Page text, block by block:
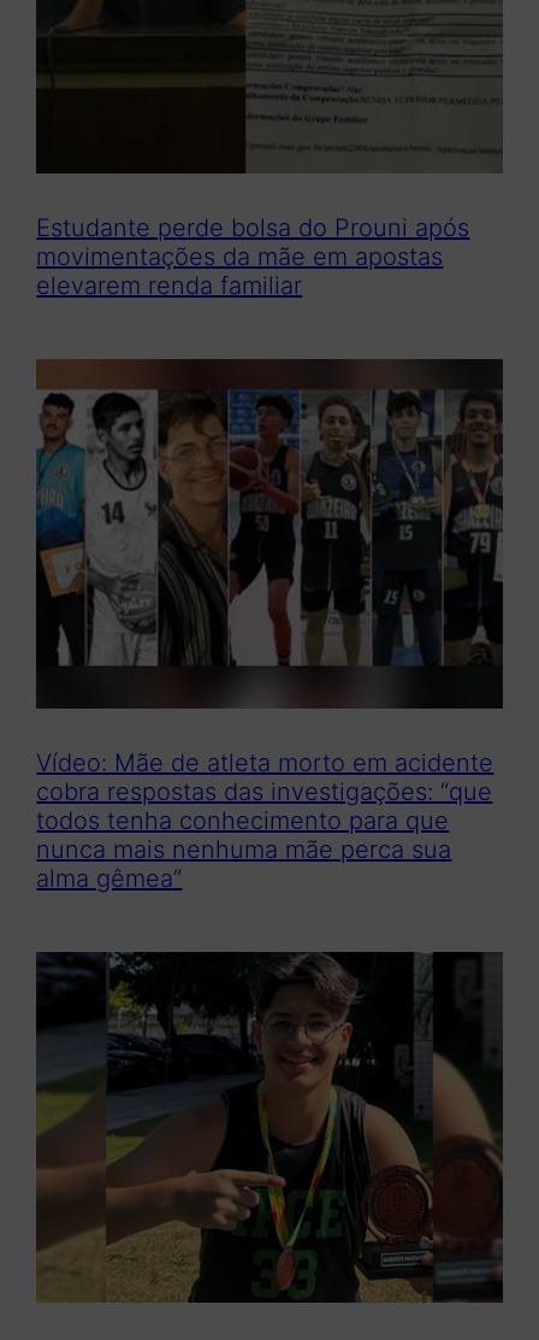
Estudante perde bolsa do Prouni após
movimentações da mãe em apostas
elevarem renda familiar
Vídeo: Mãe de atleta morto em acidente
cobra respostas das investigações: “que
todos tenha conhecimento para que
nunca mais nenhuma mãe perca sua
alma gêmea”